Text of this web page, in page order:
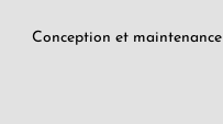
Conception et